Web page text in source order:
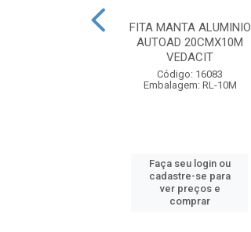
FITA MANTA ALUMINIO
AUTOAD 20CMX10M
VEDACIT
Código: 16083
Embalagem: RL-10M
Faça seu login ou
cadastre-se para
ver preços e
comprar